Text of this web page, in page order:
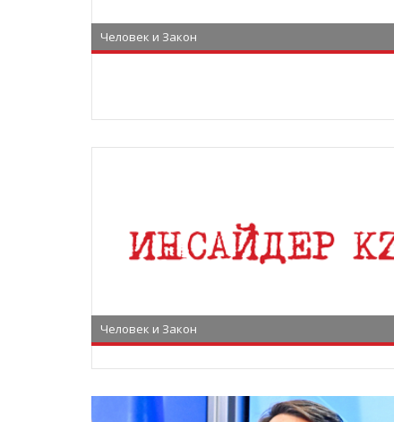
Человек и Закон
Человек и Закон